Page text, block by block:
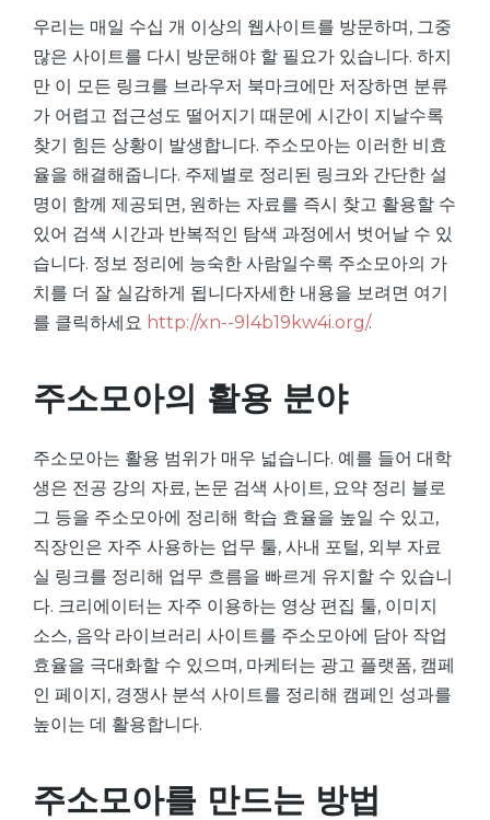
우리는 매일 수십 개 이상의 웹사이트를 방문하며, 그중
많은 사이트를 다시 방문해야 할 필요가 있습니다. 하지
만 이 모든 링크를 브라우저 북마크에만 저장하면 분류
가 어렵고 접근성도 떨어지기 때문에 시간이 지날수록
찾기 힘든 상황이 발생합니다. 주소모아는 이러한 비효
율을 해결해줍니다. 주제별로 정리된 링크와 간단한 설
명이 함께 제공되면, 원하는 자료를 즉시 찾고 활용할 수
있어 검색 시간과 반복적인 탐색 과정에서 벗어날 수 있
습니다. 정보 정리에 능숙한 사람일수록 주소모아의 가
치를 더 잘 실감하게 됩니다자세한 내용을 보려면 여기
를 클릭하세요 http://xn--9l4b19kw4i.org/.
주소모아의 활용 분야
주소모아는 활용 범위가 매우 넓습니다. 예를 들어 대학
생은 전공 강의 자료, 논문 검색 사이트, 요약 정리 블로
그 등을 주소모아에 정리해 학습 효율을 높일 수 있고,
직장인은 자주 사용하는 업무 툴, 사내 포털, 외부 자료
실 링크를 정리해 업무 흐름을 빠르게 유지할 수 있습니
다. 크리에이터는 자주 이용하는 영상 편집 툴, 이미지
소스, 음악 라이브러리 사이트를 주소모아에 담아 작업
효율을 극대화할 수 있으며, 마케터는 광고 플랫폼, 캠페
인 페이지, 경쟁사 분석 사이트를 정리해 캠페인 성과를
높이는 데 활용합니다.
주소모아를 만드는 방법